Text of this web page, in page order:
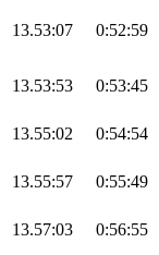
13.53:07 0:52:59
13.53:53 0:53:45
13.55:02 0:54:54
13.55:57 0:55:49
13.57:03 0:56:55